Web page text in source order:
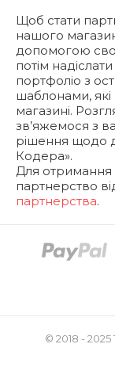
Щоб стати
нашого
допомогою
потім
портфоліо з
шаблонами,
магазині.
зв’яжемося з
рішення щодо
Кодера».
Для отримання
партнерство
партнерства.
© 2018 - 2025